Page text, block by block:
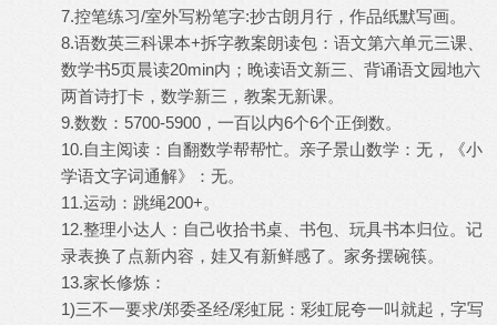
7.控笔练习/室外写粉笔字:抄古朗月行，作品纸默写画。
8.语数英三科课本+拆字教案朗读包：语文第六单元三课、
数学书5页晨读20min内；晚读语文新三、背诵语文园地六
两首诗打卡，数学新三，教案无新课。
9.数数：5700-5900，一百以内6个6个正倒数。
10.自主阅读：自翻数学帮帮忙。亲子景山数学：无，《小
学语文字词通解》：无。
11.运动：跳绳200+。
12.整理小达人：自己收拾书桌、书包、玩具书本归位。记
录表换了点新内容，娃又有新鲜感了。家务摆碗筷。
13.家长修炼：
1)三不一要求/郑委圣经/彩虹屁：彩虹屁夸一叫就起，字写